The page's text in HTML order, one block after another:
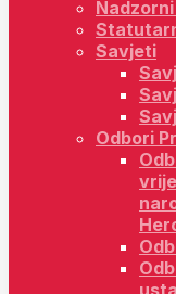
Savjeti
Odbori